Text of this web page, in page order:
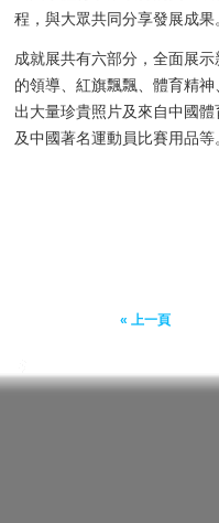
程，與大眾共同分享發展成果
成就展共有六部分，全面展
的領導、紅旗飄飄、體育精
出大量珍貴照片及來自中國
及中國著名運動員比賽用品等
« 上一頁